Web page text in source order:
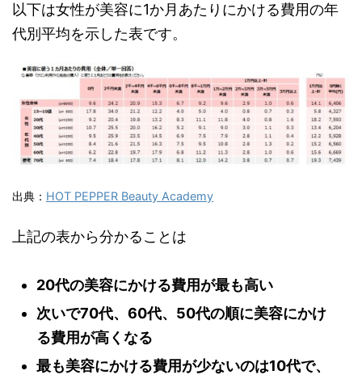
以下は女性が美容に1か月あたりにかける費用の年
代別平均を示した表です。
出典： HOT PEPPER Beauty Academy
上記の表から分かることは
20代の美容にかける費用が最も高い
次いで70代、60代、50代の順に美容にかけ
る費用が高くなる
最も美容にかける費用が少ないのは10代で、